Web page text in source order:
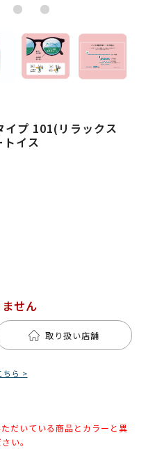
イプ 101(リラックス
イス
せん
取り扱い店舗
ちら >
だいている商品とカラーと異
い。